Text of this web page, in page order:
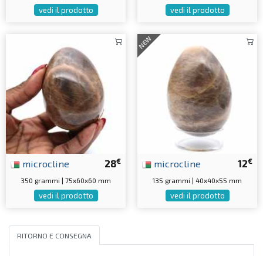
vedi il prodotto vedi il prodotto
28€
microcline
350 grammi | 75x60x60 mm
vedi il prodotto
NEW
12€
microcline
135 grammi | 40x40x55 mm
vedi il prodotto
RITORNO E CONSEGNA